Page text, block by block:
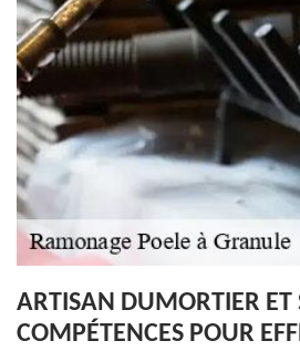
ARTISAN DUMORTIER ET
COMPÉTENCES POUR